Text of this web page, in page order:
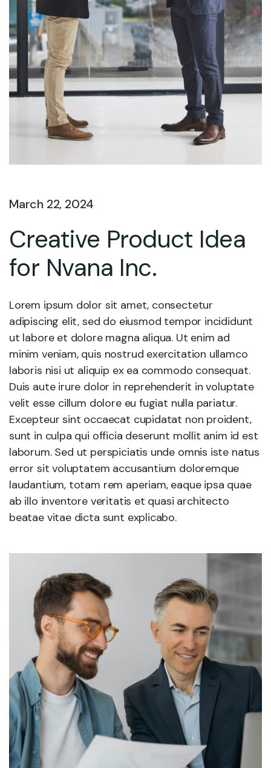
March 22, 2024
Creative Product Idea
for Nvana Inc.
Lorem ipsum dolor sit amet, consectetur
adipiscing elit, sed do eiusmod tempor incididunt
ut labore et dolore magna aliqua. Ut enim ad
minim veniam, quis nostrud exercitation ullamco
laboris nisi ut aliquip ex ea commodo consequat.
Duis aute irure dolor in reprehenderit in voluptate
velit esse cillum dolore eu fugiat nulla pariatur.
Excepteur sint occaecat cupidatat non proident,
sunt in culpa qui officia deserunt mollit anim id est
laborum. Sed ut perspiciatis unde omnis iste natus
error sit voluptatem accusantium doloremque
laudantium, totam rem aperiam, eaque ipsa quae
ab illo inventore veritatis et quasi architecto
beatae vitae dicta sunt explicabo.